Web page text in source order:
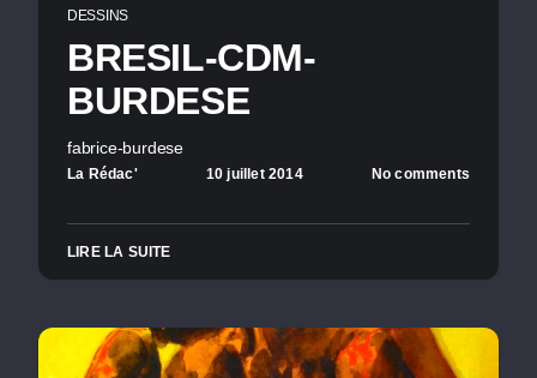
DESSINS
BRESIL-CDM-
BURDESE
fabrice-burdese
La Rédac' 10 juillet 2014 No comments
LIRE LA SUITE